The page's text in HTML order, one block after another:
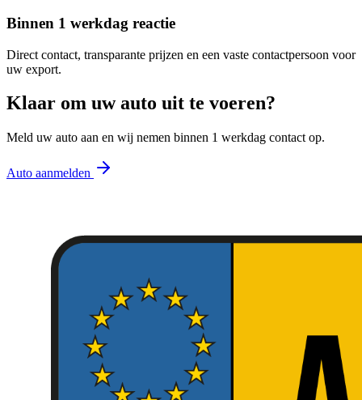
Binnen 1 werkdag reactie
Direct contact, transparante prijzen en een vaste contactpersoon voor
uw export.
Klaar om uw auto uit te voeren?
Meld uw auto aan en wij nemen binnen 1 werkdag contact op.
Auto aanmelden